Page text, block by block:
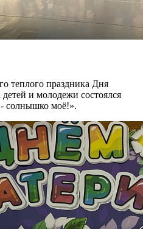
теплого праздника Дня
и молодежи состоялся
солнышко моё!».